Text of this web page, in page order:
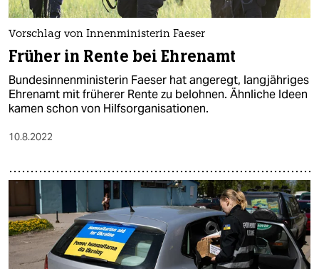
Vorschlag von Innenministerin Faeser
Früher in Rente bei Ehrenamt
Bundesinnenministerin Faeser hat angeregt, langjähriges
Ehrenamt mit früherer Rente zu belohnen. Ähnliche Ideen
kamen schon von Hilfsorganisationen.
10.8.2022